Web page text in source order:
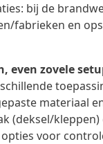
bij de
fabrieken en
even zovele
materiaal
(deksel/
voor